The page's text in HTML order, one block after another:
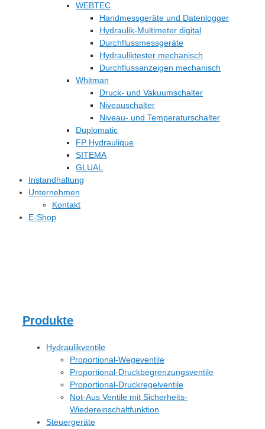
WEBTEC
Handmessgeräte und Datenlogger
Hydraulik-Multimeter digital
Durchflussmessgeräte
Hydrauliktester mechanisch
Durchflussanzeigen mechanisch
Whitman
Druck- und Vakuumschalter
Niveauschalter
Niveau- und Temperaturschalter
Duplomatic
FP Hydraulique
SITEMA
GLUAL
Instandhaltung
Unternehmen
Kontakt
E-Shop
Produkte
Hydraulikventile
Proportional-Wegeventile
Proportional-Druckbegrenzungsventile
Proportional-Druckregelventile
Not-Aus Ventile mit Sicherheits-
Wiedereinschaltfunktion
Steuergeräte